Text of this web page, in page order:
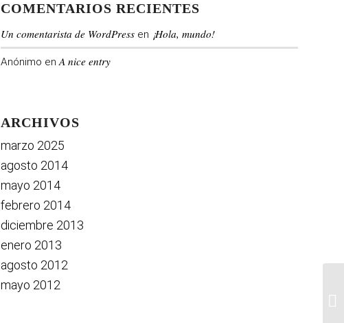
COMENTARIOS RECIENTES
Un comentarista de WordPress en ¡Hola, mundo!
Anónimo enA nice entry
ARCHIVOS
marzo 2025
agosto 2014
mayo 2014
febrero 2014
diciembre 2013
enero 2013
agosto 2012
mayo 2012